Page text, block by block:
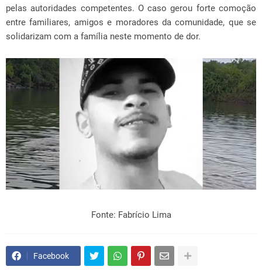
pelas autoridades competentes. O caso gerou forte comoção
entre familiares, amigos e moradores da comunidade, que se
solidarizam com a família neste momento de dor.
Fonte: Fabrício Lima
Facebook